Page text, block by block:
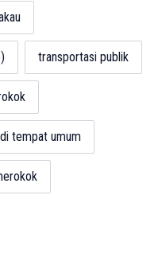
transportasi publik
tempat umum